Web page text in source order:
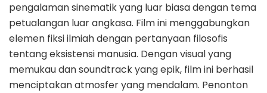
pengalaman sinematik yang luar biasa dengan tema
petualangan luar angkasa. Film ini menggabungkan
elemen fiksi ilmiah dengan pertanyaan filosofis
tentang eksistensi manusia. Dengan visual yang
memukau dan soundtrack yang epik, film ini berhasil
menciptakan atmosfer yang mendalam. Penonton